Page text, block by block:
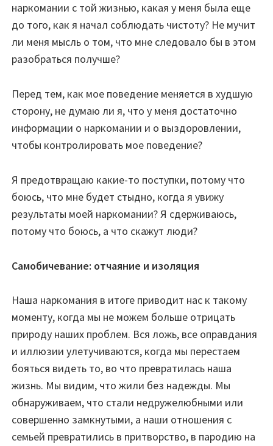
наркомании с той жизнью, какая у меня была еще
до того, как я начал соблюдать чистоту? Не мучит
ли меня мысль о том, что мне следовало бы в этом
разобраться получше?
Перед тем, как мое поведение меняется в худшую
сторону, не думаю ли я, что у меня достаточно
информации о наркомании и о выздоровлении,
чтобы контролировать мое поведение?
Я предотвращаю какие-то поступки, потому что
боюсь, что мне будет стыдно, когда я увижу
результаты моей наркомании? Я сдерживаюсь,
потому что боюсь, а что скажут люди?
Самобичевание: отчаяние и изоляция
Наша наркомания в итоге приводит нас к такому
моменту, когда мы не можем больше отрицать
природу наших проблем. Вся ложь, все оправдания
и иллюзии улетучиваются, когда мы перестаем
бояться видеть то, во что превратилась наша
жизнь. Мы видим, что жили без надежды. Мы
обнаруживаем, что стали недружелюбными или
совершенно замкнутыми, а наши отношения с
семьей превратились в притворство, в пародию на